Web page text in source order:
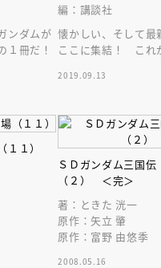
ンダムが
冊だ！
編：講談社
懐かしい、そして最
ここに集結！ これ
2019.09.13
１）
ＳＤガンダム三国
（２） ＜完＞
著：ときた 洸一
原作：矢立 肇
原作：富野 由悠季
2008.05.16
会員限定 オン
【アーカイ
人賞オンラ
と担当編集
講座」
応募締切